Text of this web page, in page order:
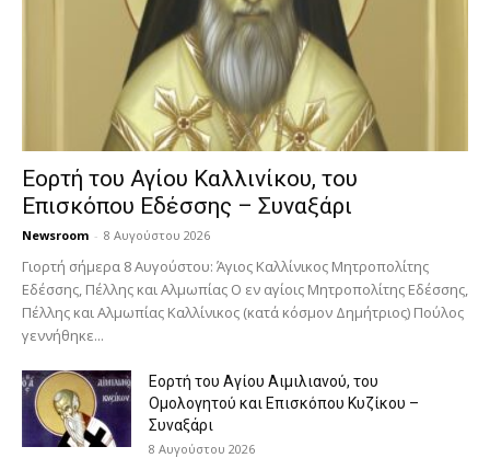
Εορτή του Αγίου Καλλινίκου, του
Επισκόπου Εδέσσης – Συναξάρι
Newsroom - 8 Αυγούστου 2026
Γιορτή σήμερα 8 Αυγούστου: Άγιος Καλλίνικος Μητροπολίτης
Εδέσσης, Πέλλης και Αλμωπίας Ο εν αγίοις Μητροπολίτης Εδέσσης,
Πέλλης και Αλμωπίας Καλλίνικος (κατά κόσμον Δημήτριος) Πούλος
γεννήθηκε...
Εορτή του Αγίου Αιμιλιανού, του
Ομολογητού και Επισκόπου Κυζίκου –
Συναξάρι
8 Αυγούστου 2026